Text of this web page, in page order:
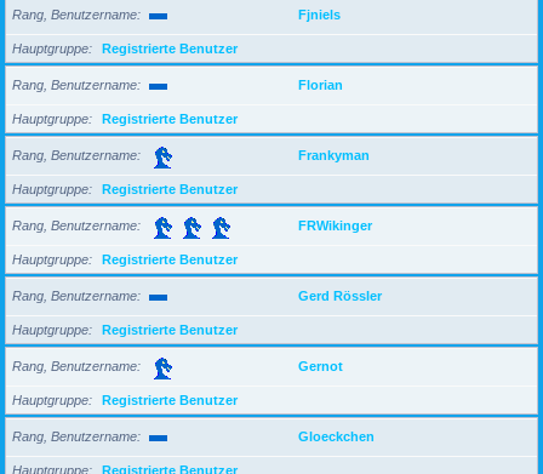
Rang, Benutzername Fjniels
Hauptgruppe Registrierte Benutzer
Rang, Benutzername Florian
Hauptgruppe Registrierte Benutzer
Rang, Benutzername Frankyman
Hauptgruppe Registrierte Benutzer
Rang, Benutzername FRWikinger
Hauptgruppe Registrierte Benutzer
Rang, Benutzername Gerd Rössler
Hauptgruppe Registrierte Benutzer
Rang, Benutzername Gernot
Hauptgruppe Registrierte Benutzer
Rang, Benutzername Gloeckchen
Hauptgruppe Registrierte Benutzer